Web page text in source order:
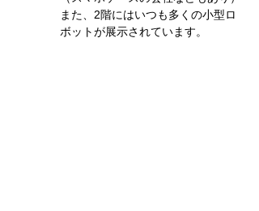
また、2階にはいつも多くの小型ロ
ボットが展示されています。